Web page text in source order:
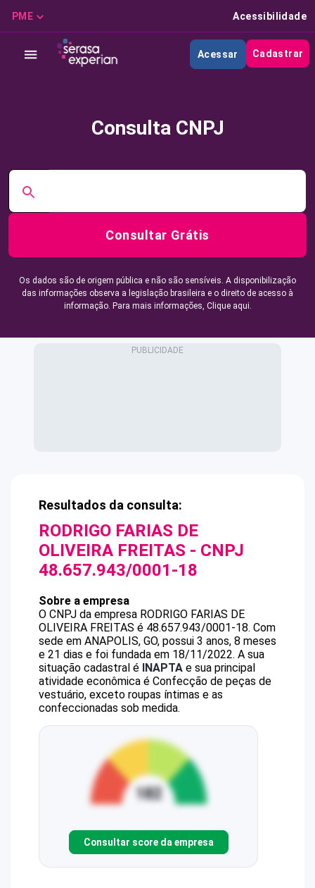
PME Acessibilidade
Acessar Cadastrar
Consulta CNPJ
Consultar Grátis
Os dados são de origem pública e não são sensíveis. A disponibilização
das informações observa a legislação brasileira e o direito de acesso à
informação. Para mais informações, Clique aqui.
Resultados da consulta:
RODRIGO FARIAS DE
OLIVEIRA FREITAS - CNPJ
48.657.943/0001-18
Sobre a empresa
O CNPJ da empresa RODRIGO FARIAS DE
OLIVEIRA FREITAS é 48.657.943/0001-18. Com
sede em ANAPOLIS, GO, possui 3 anos, 8 meses
e 21 dias e foi fundada em 18/11/2022. A sua
situação cadastral é INAPTA e sua principal
atividade econômica é Confecção de peças de
vestuário, exceto roupas íntimas e as
confeccionadas sob medida.
Consultar score da empresa